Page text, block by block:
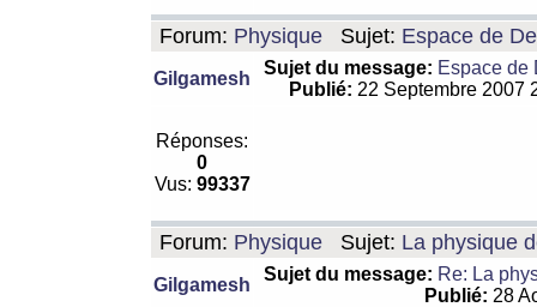
Forum: Physique Sujet: Espace de
Gilgamesh
Sujet du message: Espace de
Publié: 22 Septembre 2007
Réponses:
0
Vus: 99337
Forum: Physique Sujet: La physique
Gilgamesh
Sujet du message: Re: La
Publié: 28